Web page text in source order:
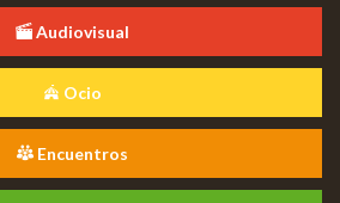
Audiovisual
Ocio
Encuentros